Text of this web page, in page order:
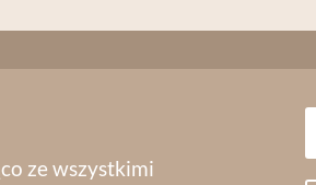
ze wszystkimi